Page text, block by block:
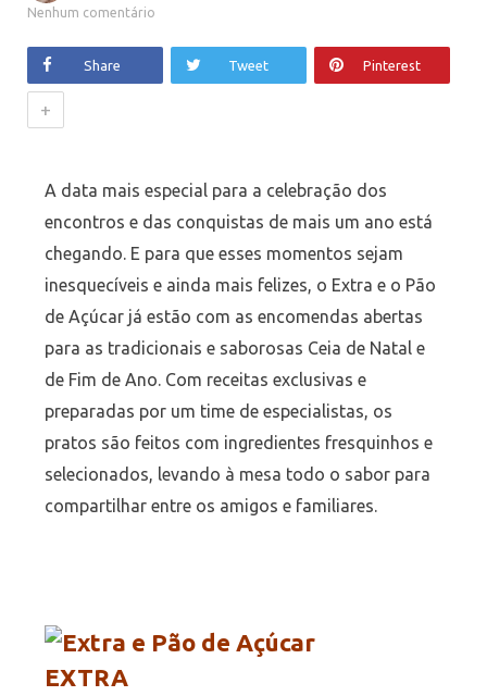
Nenhum comentário
Share Tweet Pinterest
+
A data mais especial para a celebração dos
encontros e das conquistas de mais um ano está
chegando. E para que esses momentos sejam
inesquecíveis e ainda mais felizes, o Extra e o Pão
de Açúcar já estão com as encomendas abertas
para as tradicionais e saborosas Ceia de Natal e
de Fim de Ano. Com receitas exclusivas e
preparadas por um time de especialistas, os
pratos são feitos com ingredientes fresquinhos e
selecionados, levando à mesa todo o sabor para
compartilhar entre os amigos e familiares.
EXTRA